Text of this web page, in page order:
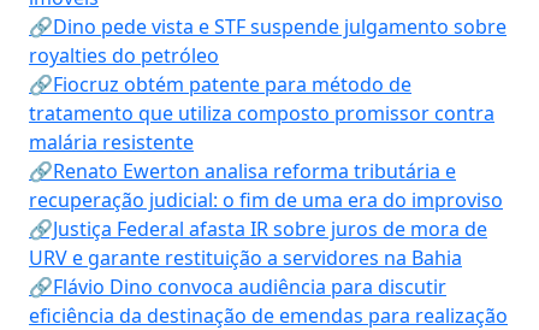
🔗Dino pede vista e STF suspende julgamento sobre
royalties do petróleo
🔗Fiocruz obtém patente para método de
tratamento que utiliza composto promissor contra
malária resistente
🔗Renato Ewerton analisa reforma tributária e
recuperação judicial: o fim de uma era do improviso
🔗Justiça Federal afasta IR sobre juros de mora de
URV e garante restituição a servidores na Bahia
🔗Flávio Dino convoca audiência para discutir
eficiência da destinação de emendas para realização